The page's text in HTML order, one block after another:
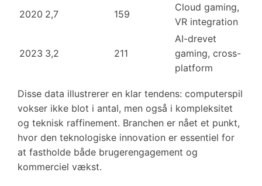
2020 2,7 159
Cloud gaming,
VR integration
2023 3,2 211
AI-drevet
gaming, cross-
platform
Disse data illustrerer en klar tendens: computerspil
vokser ikke blot i antal, men også i kompleksitet
og teknisk raffinement. Branchen er nået et punkt,
hvor den teknologiske innovation er essentiel for
at fastholde både brugerengagement og
kommerciel vækst.